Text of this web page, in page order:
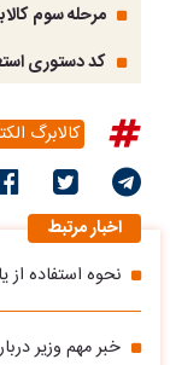
مرحله سوم
کد دستوری
کالابرگ
اخبار مرتبط
نحوه استفاده از یارانه
خبر مهم وزیر